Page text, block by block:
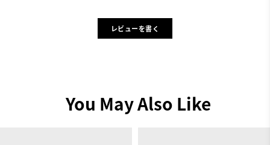
レビューを書く
You May Also Like